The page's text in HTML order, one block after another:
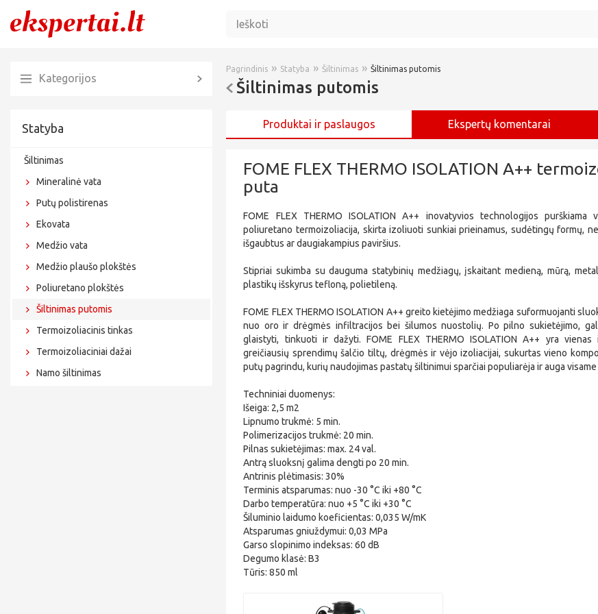
Kategorijos
Statyba
Šiltinimas
Mineralinė vata
Putų polistirenas
Ekovata
Medžio vata
Medžio plaušo plokštės
Poliuretano plokštės
Šiltinimas putomis
Termoizoliacinis tinkas
Termoizoliaciniai dažai
Namo šiltinimas
Pagrindinis » Statyba » Šiltinimas » Šiltinimas putomis
Šiltinimas putomis
Produktai ir paslaugos Ekspertų komentarai
FOME FLEX THERMO ISOLATION A++
puta
FOME FLEX THERMO ISOLATION A++ inovatyvios technologijos purškiama
poliuretano termoizoliacija, skirta izoliuoti sunkiai prieinamus, sudėtingų formų,
išgaubtus ar daugiakampius paviršius.
Stipriai sukimba su dauguma statybinių medžiagų, įskaitant medieną, mūrą,
plastikų išskyrus tefloną, polietileną.
FOME FLEX THERMO ISOLATION A++ greito kietėjimo medžiaga suformuojanti
nuo oro ir drėgmės infiltracijos bei šilumos nuostolių. Po pilno sukietėjimo,
glaistyti, tinkuoti ir dažyti. FOME FLEX THERMO ISOLATION A++ yra
greičiausių sprendimų šalčio tiltų, drėgmės ir vėjo izoliacijai, sukurtas vieno
putų pagrindu, kurių naudojimas pastatų šiltinimui sparčiai populiarėja ir auga
Techniniai duomenys:
Išeiga: 2,5 m2
Lipnumo trukmė: 5 min.
Polimerizacijos trukmė: 20 min.
Pilnas sukietėjimas: max. 24 val.
Antrą sluoksnį galima dengti po 20 min.
Antrinis plėtimasis: 30%
Terminis atsparumas: nuo -30 °C iki +80 °C
Darbo temperatūra: nuo +5 °C iki +30 °C
Šiluminio laidumo koeficientas: 0,035 W/mK
Atsparumas gniuždymui: 0,03 MPa
Garso slopinimo indeksas: 60 dB
Degumo klasė: B3
Tūris: 850 ml